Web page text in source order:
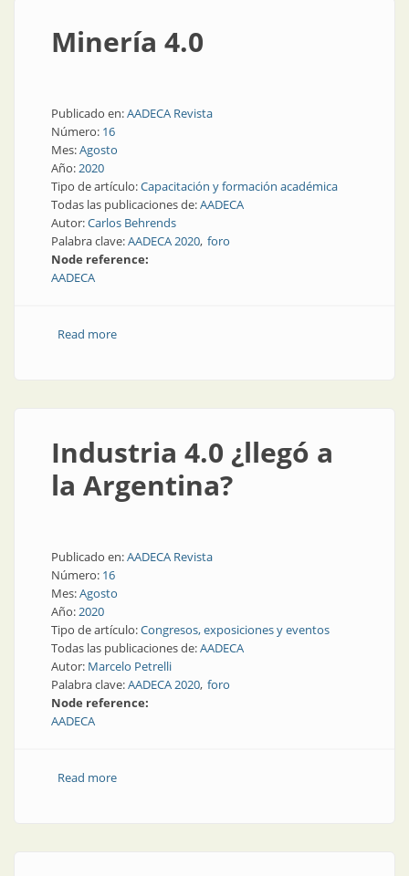
Minería 4.0
Publicado en:AADECA Revista
Número: 16
Mes:Agosto
Año:2020
Tipo de artículo:Capacitación y formación académica
Todas las publicaciones de:AADECA
Autor:Carlos Behrends
Palabra clave:AADECA 2020 foro
Node reference:
AADECA
Read moreabout Minería 4.0
Industria 4.0 ¿llegó a
la Argentina?
Publicado en:AADECA Revista
Número: 16
Mes:Agosto
Año:2020
Tipo de artículo:Congresos, exposiciones y eventos
Todas las publicaciones de:AADECA
Autor: Marcelo Petrelli
Palabra clave:AADECA 2020 foro
Node reference:
AADECA
Read moreabout Industria 4.0 ¿llegó a la Argentina?